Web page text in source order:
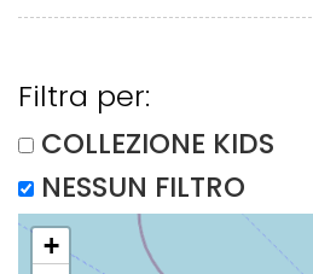
Filtra per:
COLLEZIONE KIDS
NESSUN FILTRO
+